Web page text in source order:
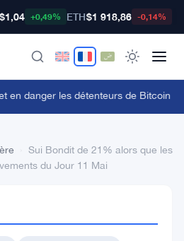
+0,49% ETH$1 918,86 -0,14%
en danger les détenteurs de Bitcoin
Sui Bondit de 21% alors que les
du Jour 11 Mai